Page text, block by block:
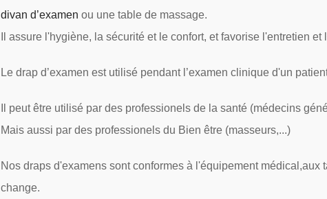
divan d’examen ou une table de massage.
Il assure l'hygiène, la sécurité et le confort, et favorise l'entretien
Le drap d’examen est utilisé pendant l’examen clinique d'un
Il peut être utilisé par des professionels de la santé (médecins
Mais aussi par des professionels du Bien être (masseurs,...)
Nos draps d'examens sont conformes à l'équipement
change.